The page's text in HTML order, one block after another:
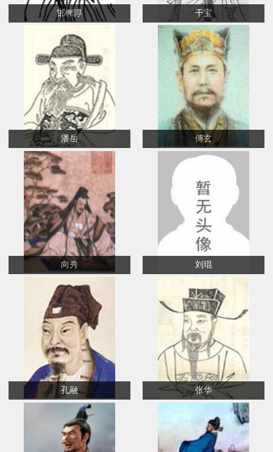
邯郸淳 干宝
潘岳 傅玄
向秀 刘琨
孔融 张华